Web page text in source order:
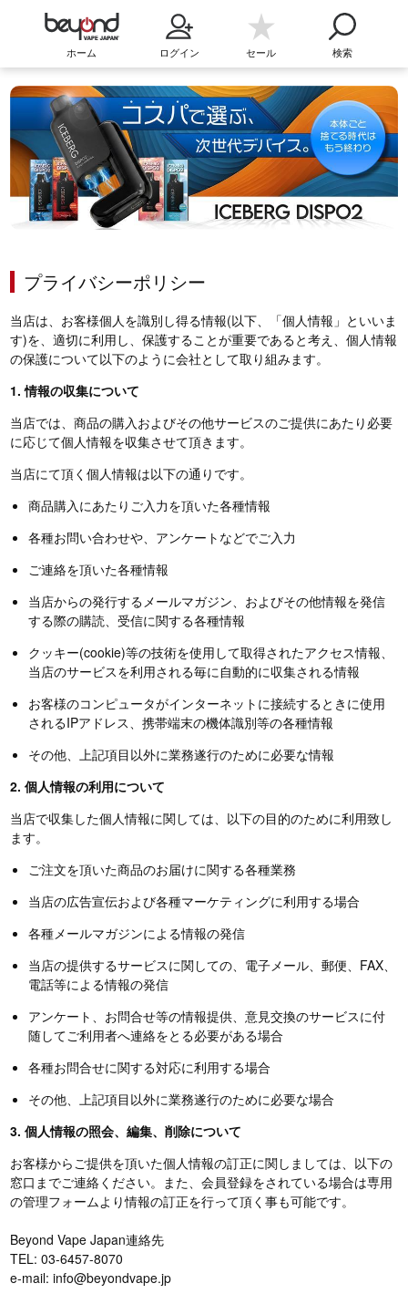
ホーム ログイン セール 検索
プライバシーポリシー
当店は、お客様個人を識別し得る情報(以下、「個人情報」といいま
す)を、適切に利用し、保護することが重要であると考え、個人情報
の保護について以下のように会社として取り組みます。
1. 情報の収集について
当店では、商品の購入およびその他サービスのご提供にあたり必要
に応じて個人情報を収集させて頂きます。
当店にて頂く個人情報は以下の通りです。
商品購入にあたりご入力を頂いた各種情報
各種お問い合わせや、アンケートなどでご入力
ご連絡を頂いた各種情報
当店からの発行するメールマガジン、およびその他情報を発信
する際の購読、受信に関する各種情報
クッキー(cookie)等の技術を使用して取得されたアクセス情報、
当店のサービスを利用される毎に自動的に収集される情報
お客様のコンピュータがインターネットに接続するときに使用
されるIPアドレス、携帯端末の機体識別等の各種情報
その他、上記項目以外に業務遂行のために必要な情報
2. 個人情報の利用について
当店で収集した個人情報に関しては、以下の目的のために利用致し
ます。
ご注文を頂いた商品のお届けに関する各種業務
当店の広告宣伝および各種マーケティングに利用する場合
各種メールマガジンによる情報の発信
当店の提供するサービスに関しての、電子メール、郵便、FAX、
電話等による情報の発信
アンケート、お問合せ等の情報提供、意見交換のサービスに付
随してご利用者へ連絡をとる必要がある場合
各種お問合せに関する対応に利用する場合
その他、上記項目以外に業務遂行のために必要な場合
3. 個人情報の照会、編集、削除について
お客様からご提供を頂いた個人情報の訂正に関しましては、以下の
窓口までご連絡ください。また、会員登録をされている場合は専用
の管理フォームより情報の訂正を行って頂く事も可能です。
Beyond Vape Japan連絡先
TEL: 03-6457-8070
e-mail: info@beyondvape.jp